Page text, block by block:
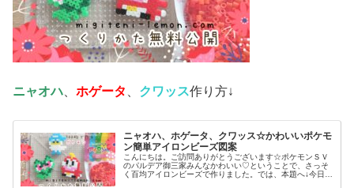
ニャオハ ホゲータ クワッス作り方↓
ニャオハ、ホゲータ、クワッス☆かわいいポケモ
ン簡単アイロンビーズ図案
こんにちは。ご訪問ありがとうございます☆ポケモンＳＶ
のパルデア御三家みんなかわいい♡ということで、さっそ
く百均アイロンビーズで作りました。では、本題へ↓今日の